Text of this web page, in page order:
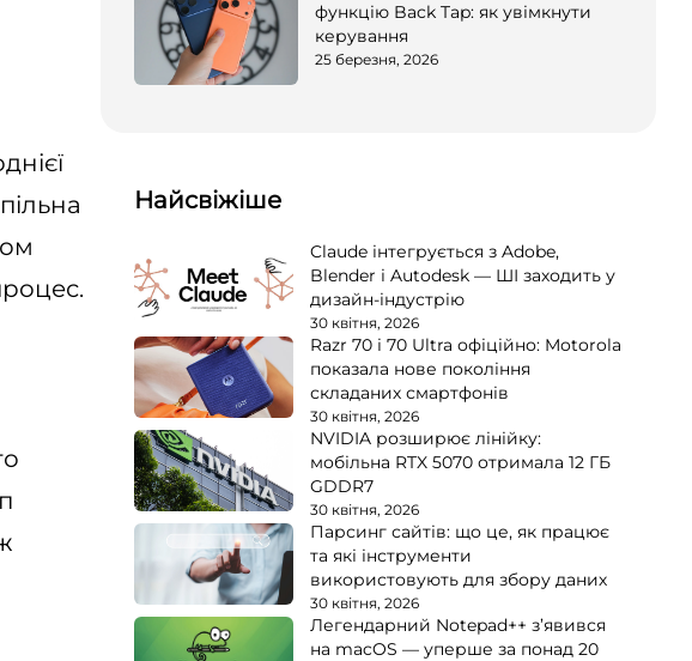
функцію Back Tap: як увімкнути
керування
25 березня, 2026
Найсвіжіше
Claude інтегрується з Adobe,
Blender і Autodesk — ШІ заходить у
дизайн-індустрію
30 квітня, 2026
Razr 70 і 70 Ultra офіційно: Motorola
показала нове покоління
складаних смартфонів
30 квітня, 2026
NVIDIA розширює лінійку:
мобільна RTX 5070 отримала 12 ГБ
GDDR7
30 квітня, 2026
Парсинг сайтів: що це, як працює
та які інструменти
використовують для збору даних
30 квітня, 2026
Легендарний Notepad++ з’явився
на macOS — уперше за понад 20